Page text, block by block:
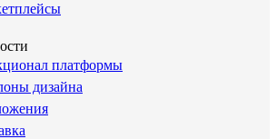
платформы
дизайна